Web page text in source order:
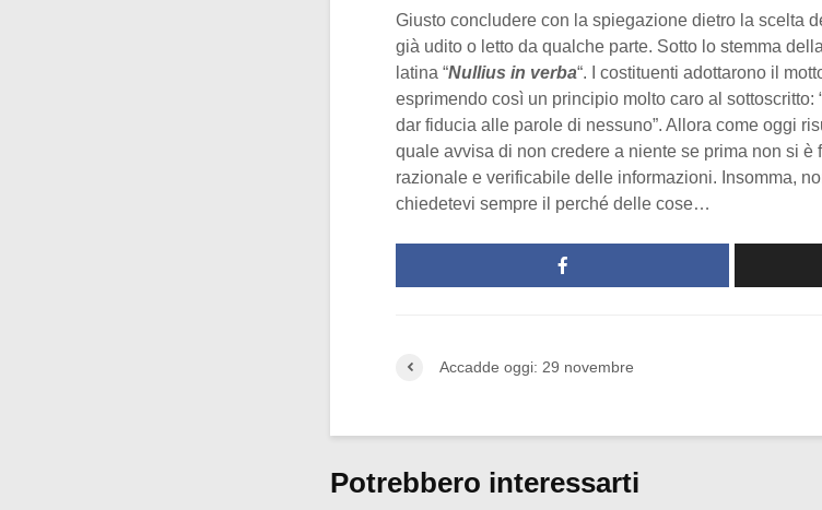
Giusto concludere con la spiegazione dietro la scelta
già udito o letto da qualche parte. Sotto lo stemma
latina “Nullius in verba“. I costituenti adottarono il
esprimendo così un principio molto caro al sottoscritto:
dar fiducia alle parole di nessuno”. Allora come oggi
quale avvisa di non credere a niente se prima non si è
razionale e verificabile delle informazioni. Insomma,
chiedetevi sempre il perché delle cose…
Accadde oggi: 29 novembre
Potrebbero interessarti